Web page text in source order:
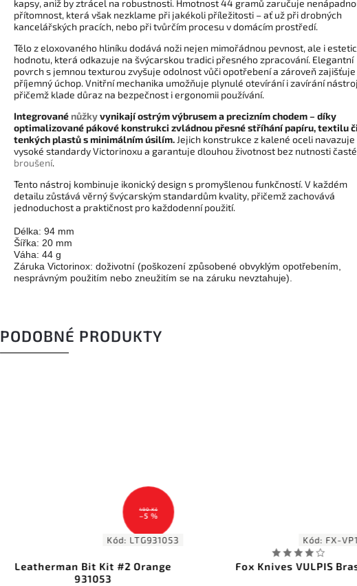
kapsy, aniž by ztrácel na robustnosti. Hmotnost 44 gramů zaručuje
přítomnost, která však nezklame při jakékoli příležitosti – ať už při drobných
kancelářských pracích, nebo při tvůrčím procesu v domácím prostředí.
Tělo z eloxovaného hliníku dodává noži nejen mimořádnou pevnost, ale i
hodnotu, která odkazuje na švýcarskou tradici přesného zpracování. Elegantní
povrch s jemnou texturou zvyšuje odolnost vůči opotřebení a zároveň zajišťuje
příjemný úchop. Vnitřní mechanika umožňuje plynulé otevírání i zavírání
přičemž klade důraz na bezpečnost i ergonomii používání.
Integrované nůžkyvynikají ostrým výbrusem a precizním chodem – díky
optimalizované pákové konstrukci zvládnou přesné stříhání papíru, textilu či
tenkých plastů s minimálním úsilím.Jejich konstrukce z kalené oceli navazuje
vysoké standardy Victorinoxu a garantuje dlouhou životnost bez nutnosti
broušení.
Tento nástroj kombinuje ikonický design s promyšlenou funkčností. V každém
detailu zůstává věrný švýcarským standardům kvality, přičemž zachovává
jednoduchost a praktičnost pro každodenní použití.
Délka: 94 mm
Šířka: 20 mm
Váha: 44 g
Záruka Victorinox: doživotní (poškození způsobené obvyklým opotřebením,
nesprávným použitím nebo zneužitím se na záruku nevztahuje).
PODOBNÉ PRODUKTY
Kód:FX-VP108 OT
Fox Knives VULPIS Brass
Kód: FX-
Fox Knives VULPIS Brass